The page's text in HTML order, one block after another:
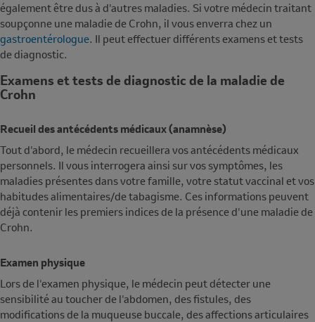
également être dus à d'autres maladies. Si votre médecin traitant
soupçonne une maladie de Crohn, il vous enverra chez un
gastroentérologue. Il peut effectuer différents examens et tests
de diagnostic.
Examens et tests de diagnostic de la maladie de
Crohn
Recueil des antécédents médicaux (anamnèse)
Tout d'abord, le médecin recueillera vos antécédents médicaux
personnels. Il vous interrogera ainsi sur vos symptômes, les
maladies présentes dans votre famille, votre statut vaccinal et vos
habitudes alimentaires/de tabagisme. Ces informations peuvent
déjà contenir les premiers indices de la présence d'une maladie de
Crohn.
Examen physique
Lors de l'examen physique, le médecin peut détecter une
sensibilité au toucher de l'abdomen, des fistules, des
modifications de la muqueuse buccale, des affections articulaires